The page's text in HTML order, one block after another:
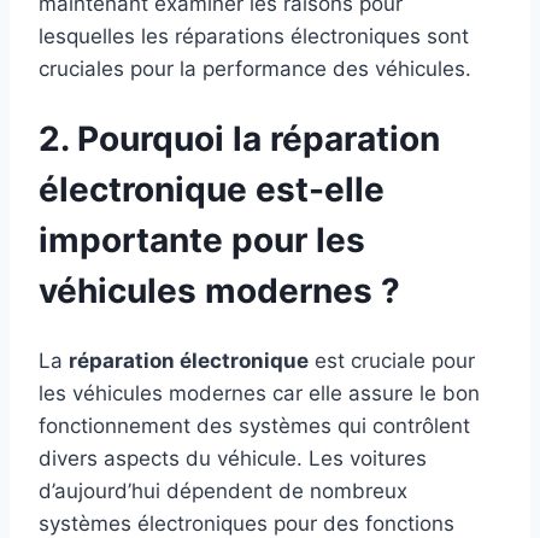
lesquelles les réparations électroniques sont
cruciales pour la performance des véhicules.
2. Pourquoi la réparation
électronique est-elle
importante pour les
véhicules modernes ?
La réparation électronique est cruciale pour
les véhicules modernes car elle assure le bon
fonctionnement des systèmes qui contrôlent
divers aspects du véhicule. Les voitures
d’aujourd’hui dépendent de nombreux
systèmes électroniques pour des fonctions